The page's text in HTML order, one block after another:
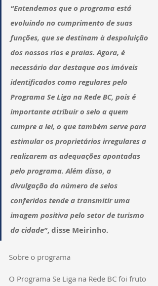
“Entendemos que o programa está
evoluindo no cumprimento de suas
funções, que se destinam à despoluição
dos nossos rios e praias. Agora, é
necessário dar destaque aos imóveis
identificados como regulares pelo
Programa Se Liga na Rede BC, pois é
importante atribuir o selo a quem
cumpre a lei, o que também serve para
estimular os proprietários irregulares a
realizarem as adequações apontadas
pelo programa. Além disso, a
divulgação do número de selos
conferidos tende a transmitir uma
imagem positiva pelo setor de turismo
da cidade”, disse Meirinho.
Sobre o programa
O Programa Se Liga na Rede BC foi fruto